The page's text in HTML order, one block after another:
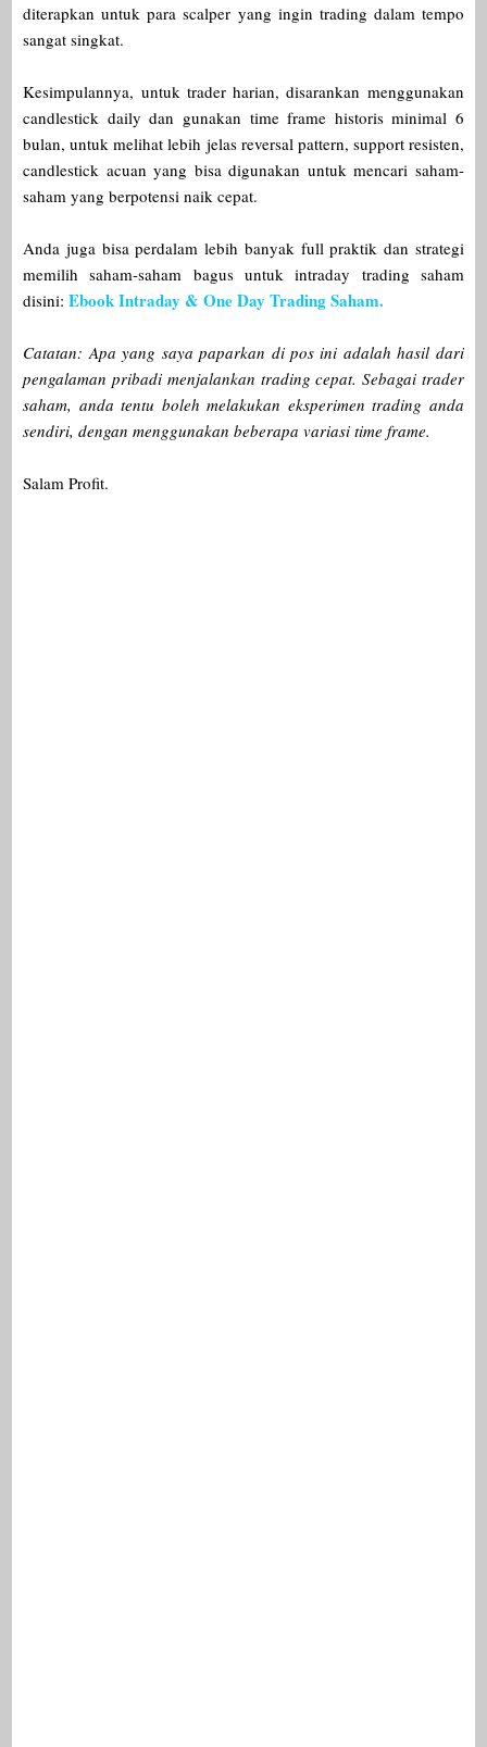
diterapkan untuk para scalper yang ingin trading dalam tempo
sangat singkat.
Kesimpulannya, untuk trader harian, disarankan menggunakan
candlestick daily dan gunakan time frame historis minimal 6
bulan, untuk melihat lebih jelas reversal pattern, support resisten,
candlestick acuan yang bisa digunakan untuk mencari saham-
saham yang berpotensi naik cepat.
Anda juga bisa perdalam lebih banyak full praktik dan strategi
memilih saham-saham bagus untuk intraday trading saham
disini:Ebook Intraday & One Day Trading Saham.
Catatan: Apa yang saya paparkan di pos ini adalah hasil dari
pengalaman pribadi menjalankan trading cepat. Sebagai trader
saham, anda tentu boleh melakukan eksperimen trading anda
sendiri, dengan menggunakan beberapa variasi time frame.
Salam Profit.